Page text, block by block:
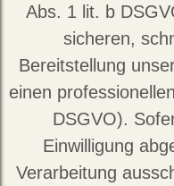
Abs. 1 lit. b
sicheren,
Bereitstellung
einen
DSGVO).
Einwilligung
Verarbeitung